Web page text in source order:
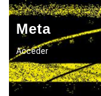
Meta
Acceder